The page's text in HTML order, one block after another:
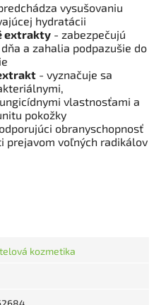
vysušovaniu
hydratácii
extrakty - zabezpečujú
a zahalia podpazušie do
- vyznačuje sa
vlastnosťami a
pokožky
obranyschopnosť
prejavom voľných radikálov
kozmetika